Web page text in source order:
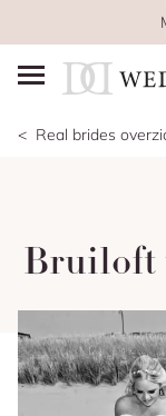
Real brides
Bruiloft